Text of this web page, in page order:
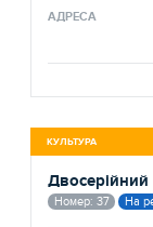
АДРЕСА
КУЛЬТУРА
Двосерійний
Номер: 37 На